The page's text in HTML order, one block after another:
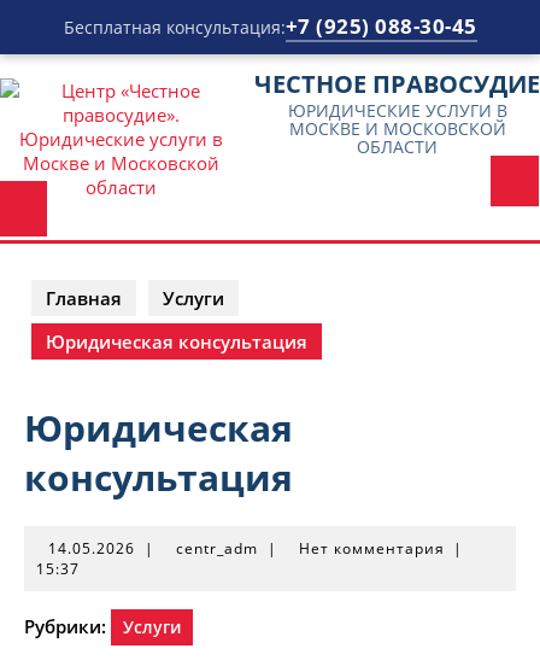
Бесплатная консультация:+7 (925) 088-30-45
Перейти
к
содержимому
ЧЕСТНОЕ ПРАВОСУДИЕ
ЮРИДИЧЕСКИЕ УСЛУГИ В
МОСКВЕ И МОСКОВСКОЙ
ОБЛАСТИ
Главная
Услуги
Юридическая консультация
Юридическая
консультация
14.05.2026 14.05.2026
| centr_admcentr_adm
| Нет комментария
|
15:37
Рубрики: Услуги